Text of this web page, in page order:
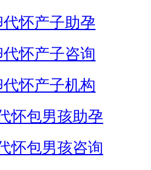
代怀产子助孕
代怀产子咨询
代怀产子机构
怀包男孩助孕
怀包男孩咨询